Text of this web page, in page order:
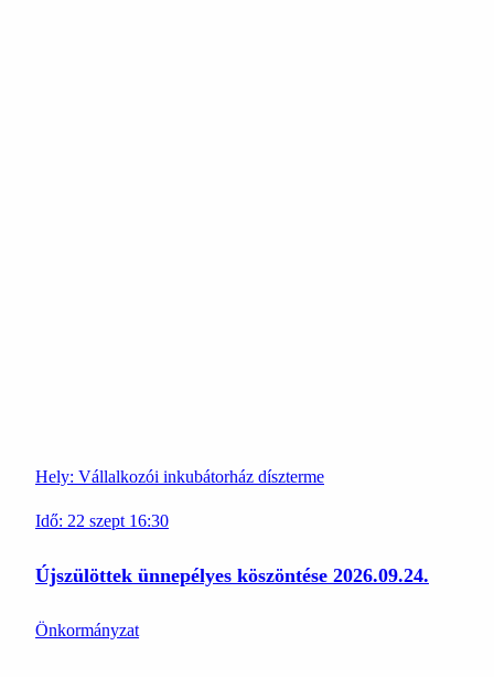
Hely: Vállalkozói inkubátorház díszterme
Idő: 22 szept 16:30
Újszülöttek ünnepélyes köszöntése 2026.09.24.
Önkormányzat